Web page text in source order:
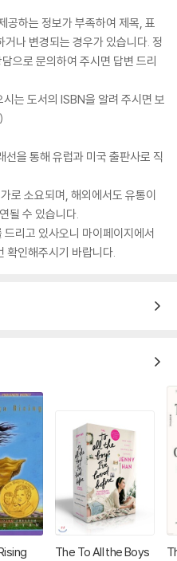
공하는 정보가 부족하여 제목, 표
나 변경되는 경우가 있습니다. 정
으로 문의하여 주시면 답변 드리
는 도서의 ISBN을 알려 주시면 보
을 통해 유럽과 미국 출판사로 직
로 소요되며, 해외에서도 유통이
될 수 있습니다.
리고 있사오니 마이페이지에서
확인해주시기 바랍니다.
The To All the Boys